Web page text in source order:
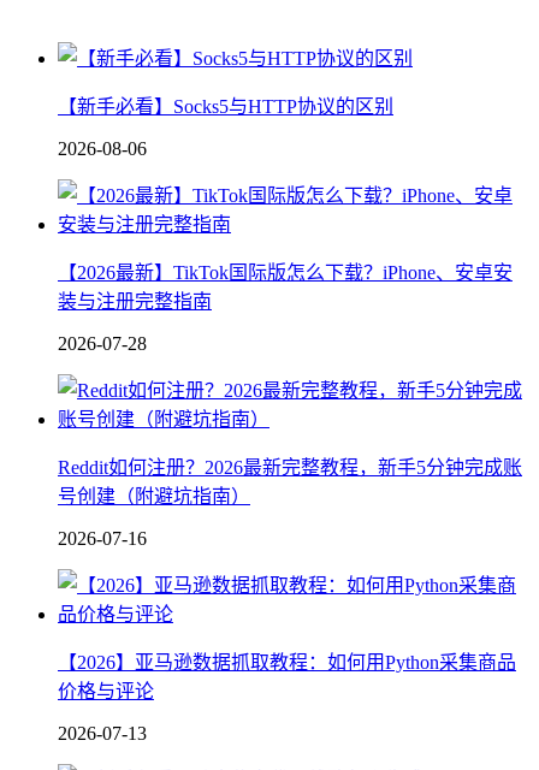
【新手必看】Socks5与HTTP协议的区别
2026-08-06
【2026最新】TikTok国际版怎么下载？iPhone、安卓安
装与注册完整指南
2026-07-28
Reddit如何注册？2026最新完整教程，新手5分钟完成账
号创建（附避坑指南）
2026-07-16
【2026】亚马逊数据抓取教程：如何用Python采集商品
价格与评论
2026-07-13